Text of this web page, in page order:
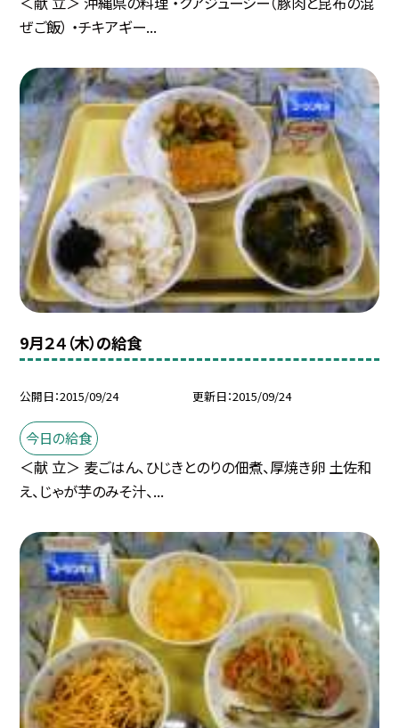
ぜご飯） ・チキアギー...
9月２４（木）の給食
公開日 2015/09/24 更新日 2015/09/24
今日の給食
＜献 立＞ 麦ごはん、ひじきとのりの佃煮、厚焼き卵 土佐和
え、じゃが芋のみそ汁、...